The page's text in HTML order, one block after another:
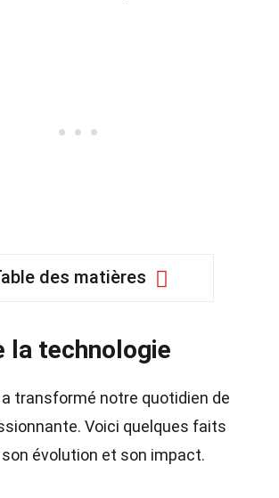
des matières
la technologie
transformé notre quotidien de
Voici quelques faits
évolution et son impact.